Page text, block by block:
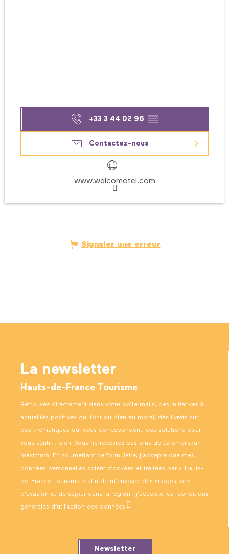
+33 3 44 02 96 ▒▒
Contactez-nous
www.welcomotel.com
Signaler une erreur
La newsletter
Hauts-de-France Tourisme
Retrouvez directement dans votre boîte mails, des initiatives &
actualités positives qui font du bien au moral, des livrets sur
des thématiques qui vous correspondent, des solutions pour
vous sentir… bien. Vous ne recevrez pas plus de 12 emails/an
maximum. En soumettant ce formulaire, j’accepte que mes
données personnelles soient stockées et traitées par « Hauts-
de-France Tourisme » afin de m’envoyer des suggestions
d’évasion et de séjour dans la région ; j’accepte les conditions
générales d’utilisation des données .
Newsletter